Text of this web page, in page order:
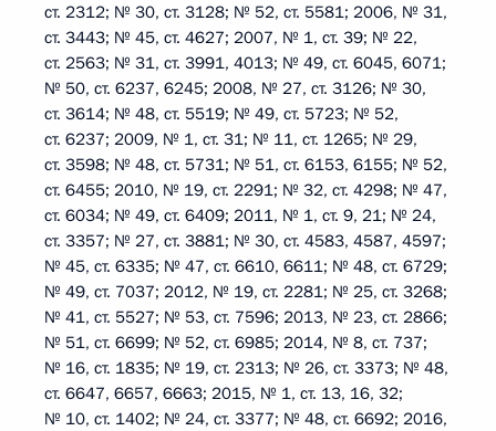
ст. 2312; № 30, ст. 3128; № 52, ст. 5581; 2006, № 31,
ст. 3443; № 45, ст. 4627; 2007, № 1, ст. 39; № 22,
ст. 2563; № 31, ст. 3991, 4013; № 49, ст. 6045, 6071;
№ 50, ст. 6237, 6245; 2008, № 27, ст. 3126; № 30,
ст. 3614; № 48, ст. 5519; № 49, ст. 5723; № 52,
ст. 6237; 2009, № 1, ст. 31; № 11, ст. 1265; № 29,
ст. 3598; № 48, ст. 5731; № 51, ст. 6153, 6155; № 52,
ст. 6455; 2010, № 19, ст. 2291; № 32, ст. 4298; № 47,
ст. 6034; № 49, ст. 6409; 2011, № 1, ст. 9, 21; № 24,
ст. 3357; № 27, ст. 3881; № 30, ст. 4583, 4587, 4597;
№ 45, ст. 6335; № 47, ст. 6610, 6611; № 48, ст. 6729;
№ 49, ст. 7037; 2012, № 19, ст. 2281; № 25, ст. 3268;
№ 41, ст. 5527; № 53, ст. 7596; 2013, № 23, ст. 2866;
№ 51, ст. 6699; № 52, ст. 6985; 2014, № 8, ст. 737;
№ 16, ст. 1835; № 19, ст. 2313; № 26, ст. 3373; № 48,
ст. 6647, 6657, 6663; 2015, № 1, ст. 13, 16, 32;
№ 10, ст. 1402; № 24, ст. 3377; № 48, ст. 6692; 2016,